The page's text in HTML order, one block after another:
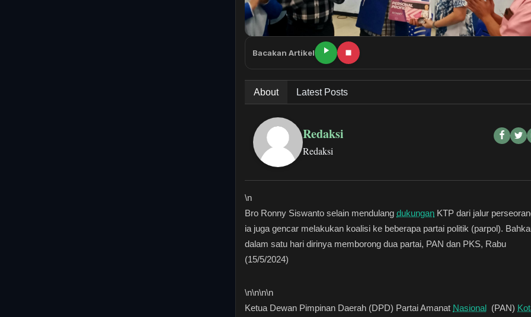
Bacakan Artikel
About Latest Posts
Redaksi
Redaksi
\n
Bro Ronny Siswanto selain mendulang dukungan KTP dari jalur
ia juga gencar melakukan koalisi ke beberapa partai politik (parpol).
dalam satu hari dirinya memborong dua partai, PAN dan PKS, Rabu
(15/5/2024)
\n\n\n\n
Ketua Dewan Pimpinan Daerah (DPD) Partai Amanat Nasional (PAN)